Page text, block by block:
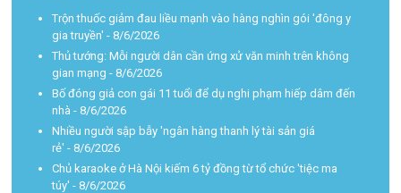
Trộn thuốc giảm đau liều mạnh vào hàng nghìn gói 'đông y
gia truyền' - 8/6/2026
Thủ tướng: Mỗi người dân cần ứng xử văn minh trên không
gian mạng - 8/6/2026
Bố đóng giả con gái 11 tuổi để dụ nghi phạm hiếp dâm đến
nhà - 8/6/2026
Nhiều người sập bẫy 'ngân hàng thanh lý tài sản giá
rẻ' - 8/6/2026
Chủ karaoke ở Hà Nội kiếm 6 tỷ đồng từ tổ chức 'tiệc ma
túy' - 8/6/2026